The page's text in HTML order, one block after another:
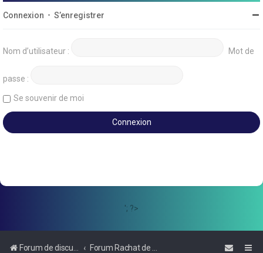
Connexion • S’enregistrer
Nom d’utilisateur : Mot de
passe :
Se souvenir de moi
'; ?>
Forum de discussions sur le Regroupement de Crédits et le Rachat de Crédits